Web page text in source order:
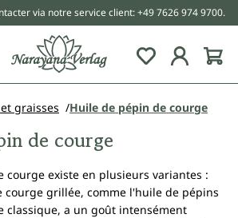
via notre service client: +49 7626 974 9700.
graisses Huile de pépin de courge
de courge
courge existe en plusieurs variantes :
courge grillée, comme l'huile de pépins
classique, a un goût intensément